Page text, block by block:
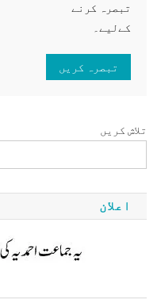
تبصرہ کرنے
کےلیے۔
تلاش کریں
اعلان